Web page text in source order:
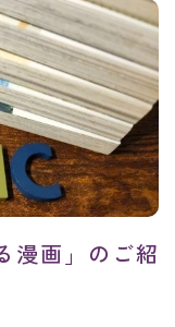
漫画」のご紹